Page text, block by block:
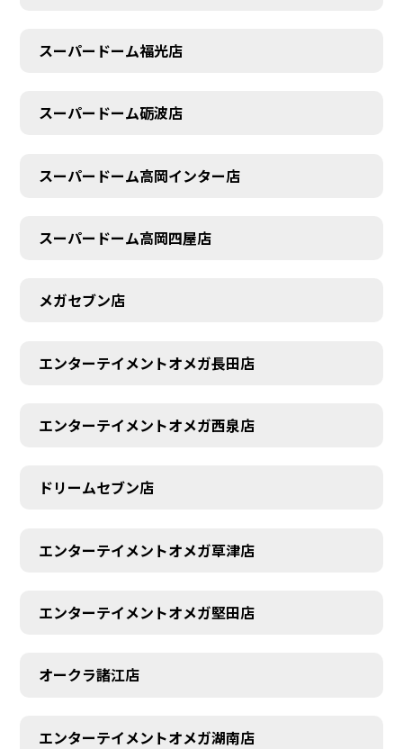
スーパードーム福光店
スーパードーム砺波店
スーパードーム高岡インター店
スーパードーム高岡四屋店
メガセブン店
エンターテイメントオメガ長田店
エンターテイメントオメガ西泉店
ドリームセブン店
エンターテイメントオメガ草津店
エンターテイメントオメガ堅田店
オークラ諸江店
エンターテイメントオメガ湖南店